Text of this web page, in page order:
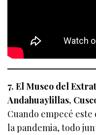
7. El Museo del
Andahuaylillas,
Cuando empecé este
la pandemia, todo